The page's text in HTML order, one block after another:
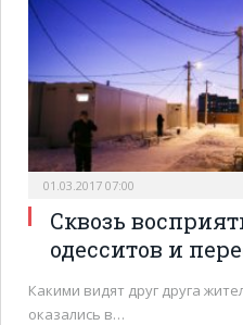
01.03.2017 07:00
Сквозь
одесситов и
Какими видят друг друга
оказались в…